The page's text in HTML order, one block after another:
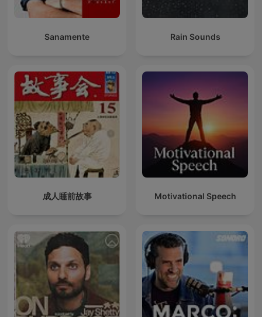
Sanamente Rain Sounds
成人睡前故事 Motivational Speech